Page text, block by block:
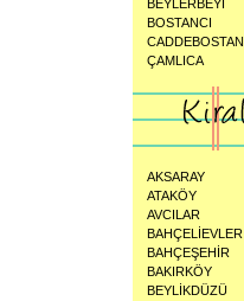
BEYLERBEYİ
BOSTANCI
CADDEBOSTAN
ÇAMLICA
AKSARAY
ATAKÖY
AVCILAR
BAHÇELİEVLER
BAHÇEŞEHİR
BAKIRKÖY
BEYLİKDÜZÜ